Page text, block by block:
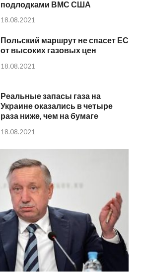
подлодками ВМС США
18.08.2021
Польский маршрут не спасет ЕС
от высоких газовых цен
18.08.2021
Реальные запасы газа на
Украине оказались в четыре
раза ниже, чем на бумаге
18.08.2021